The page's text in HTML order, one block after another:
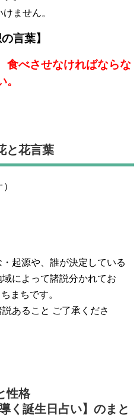
ません。
言葉】
食べさせなければならな
。
と花言葉
・起源や、誰が決定している
によって諸説分かれてお
まちです。
あること ご了承くださ
性格
く誕生日占い】のまと